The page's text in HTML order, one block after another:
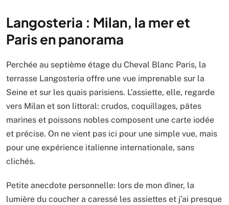
Langosteria : Milan, la mer et
Paris en panorama
Perchée au septième étage du Cheval Blanc Paris, la
terrasse Langosteria offre une vue imprenable sur la
Seine et sur les quais parisiens. L’assiette, elle, regarde
vers Milan et son littoral: crudos, coquillages, pâtes
marines et poissons nobles composent une carte iodée
et précise. On ne vient pas ici pour une simple vue, mais
pour une expérience italienne internationale, sans
clichés.
Petite anecdote personnelle: lors de mon dîner, la
lumière du coucher a caressé les assiettes et j’ai presque